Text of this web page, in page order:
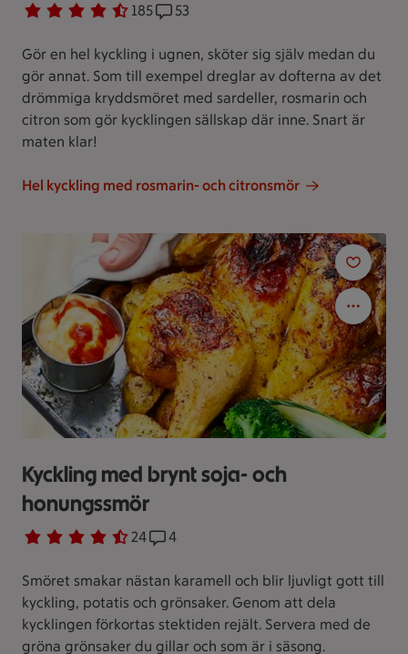
Betyg 4.6 av 5. 185
185 personer har röstatReceptet har 53 kommentarer
53
Gör en hel kyckling i ugnen, sköter sig själv medan du
gör annat. Som till exempel dreglar av dofterna av det
drömmiga kryddsmöret med sardeller, rosmarin och
citron som gör kycklingen sällskap där inne. Snart är
maten klar!
Hel kyckling med rosmarin- och citronsmör
Kyckling med brynt soja- och
honungssmör
Betyg 4.7 av 5. 24
24 personer har röstatReceptet har 4 kommentarer
4
Smöret smakar nästan karamell och blir ljuvligt gott till
kyckling, potatis och grönsaker. Genom att dela
kycklingen förkortas stektiden rejält. Servera med de
gröna grönsaker du gillar och som är i säsong.